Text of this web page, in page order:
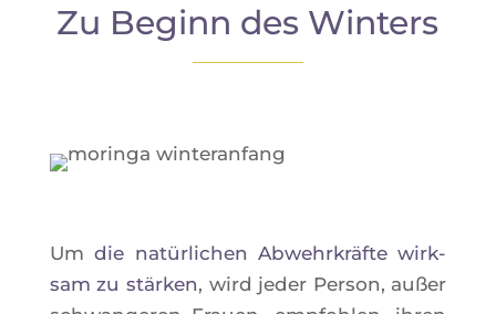
Zu Beginn des Winters
Umdie natür­li­chen Abwehr­kräfte wirk­
sam zu stär­ken, wird jeder Per­son, außer